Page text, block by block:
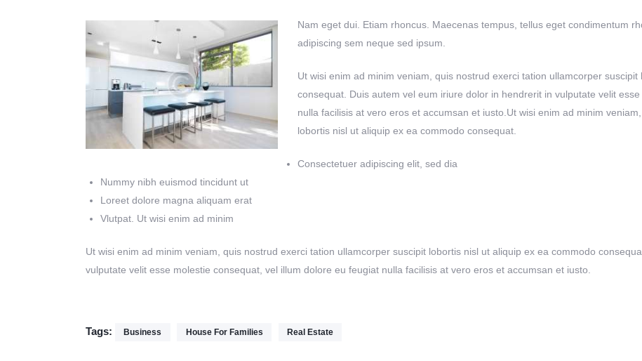
Nam eget dui. Etiam rhoncus. Maecenas tempus, tellus eget condimentum
adipiscing sem neque sed ipsum.
Ut wisi enim ad minim veniam, quis nostrud exerci tation ullamcorper
consequat. Duis autem vel eum iriure dolor in hendrerit in vulputate velit
nulla facilisis at vero eros et accumsan et iusto.Ut wisi enim ad minim
lobortis nisl ut aliquip ex ea commodo consequat.
Consectetuer adipiscing elit, sed dia
Nummy nibh euismod tincidunt ut
Loreet dolore magna aliquam erat
Vlutpat. Ut wisi enim ad minim
Ut wisi enim ad minim veniam, quis nostrud exerci tation ullamcorper suscipit lobortis nisl ut aliquip ex ea commodo
vulputate velit esse molestie consequat, vel illum dolore eu feugiat nulla facilisis at vero eros et accumsan et iusto.
Tags: Business House For Families Real Estate